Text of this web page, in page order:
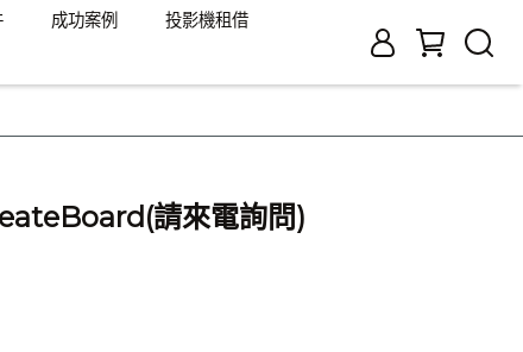
成功案例
投影機租借
請來電詢問)